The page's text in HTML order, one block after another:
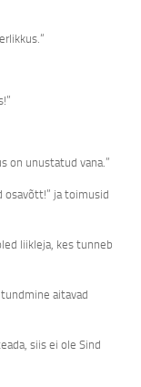
on unustatud vana.”
osavõtt!” ja toimusid
liikleja, kes tunneb
aitavad
siis ei ole Sind